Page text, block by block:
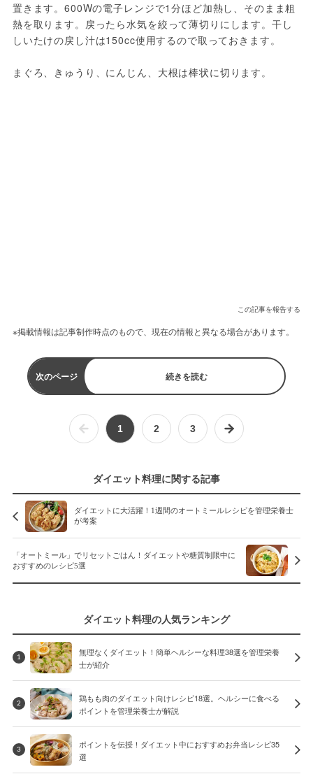
置きます。600Wの電子レンジで1分ほど加熱し、そのまま粗
熱を取ります。戻ったら水気を絞って薄切りにします。干し
しいたけの戻し汁は150cc使用するので取っておきます。
まぐろ、きゅうり、にんじん、大根は棒状に切ります。
この記事を報告する
※掲載情報は記事制作時点のもので、現在の情報と異なる場合があります。
次のページ 続きを読む
1 2 3
ダイエット料理に関する記事
ダイエットに大活躍！1週間のオートミールレシピを管理栄養士
が考案
「オートミール」でリセットごはん！ダイエットや糖質制限中に
おすすめのレシピ5選
ダイエット料理の人気ランキング
1
無理なくダイエット！簡単ヘルシーな料理38選を管理栄養
士が紹介
2
鶏もも肉のダイエット向けレシピ18選。ヘルシーに食べる
ポイントを管理栄養士が解説
3
ポイントを伝授！ダイエット中におすすめお弁当レシピ35
選